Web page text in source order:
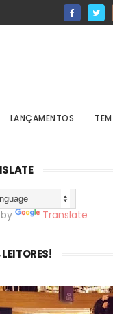
LANÇAMENTOS
Translate